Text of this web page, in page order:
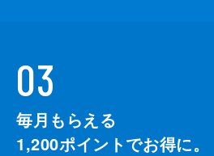
03
毎月もらえる
1,200ポイントでお得に。